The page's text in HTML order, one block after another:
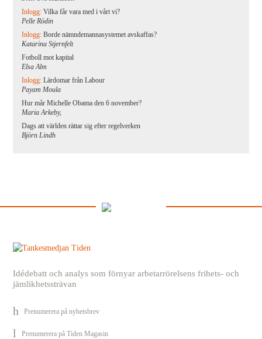
Inlogg:Vilka får vara med i vårt vi?
Pelle Rödin
Inlogg:Borde nämndemannasystemet avskaffas?
Katarina Stjernfelt
Fotboll mot kapital
Elsa Alm
Inlogg:Lärdomar från Labour
Payam Moula
Hur mår Michelle Obama den 6 november?
Maria Arkeby,
Dags att världen rättar sig efter regelverken
Björn Lindh
Idédebatt och analys som förnyar arbetarrörelsens frihets- och
jämlikhetssträvan
Prenumerera på nyhetsbrev
Prenumerera på Tiden Magasin